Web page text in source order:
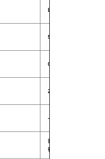
L
5.19m×1.95m×1.47m
0.12m
2100kg
-kg
前：265/40R20
後：265/40R20